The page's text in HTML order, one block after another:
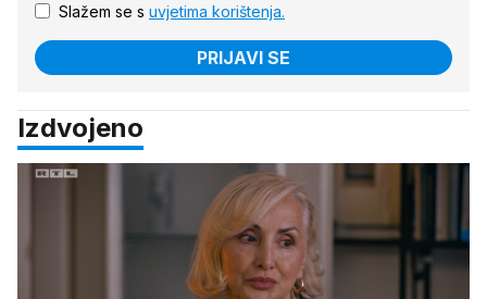
Slažem se s uvjetima korištenja.
PRIJAVI SE
Izdvojeno